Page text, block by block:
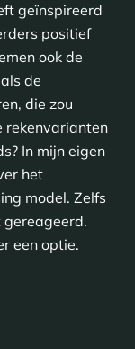
geïnspireerd
positief
ook de
de
die zou
rekenvarianten
In mijn eigen
het
model. Zelfs
gereageerd.
een optie.